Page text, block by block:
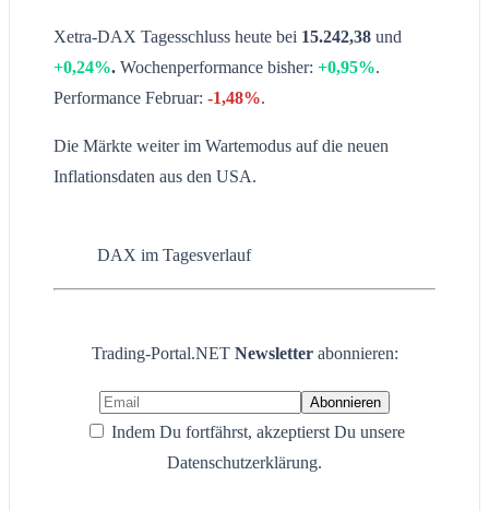
Xetra-DAX Tagesschluss heute bei 15.242,38 und
+0,24%. Wochenperformance bisher: +0,95%.
Performance Februar: -1,48%.
Die Märkte weiter im Wartemodus auf die neuen
Inflationsdaten aus den USA.
DAX im Tagesverlauf
Trading-Portal.NET Newsletter abonnieren:
Indem Du fortfährst, akzeptierst Du unsere
Datenschutzerklärung.